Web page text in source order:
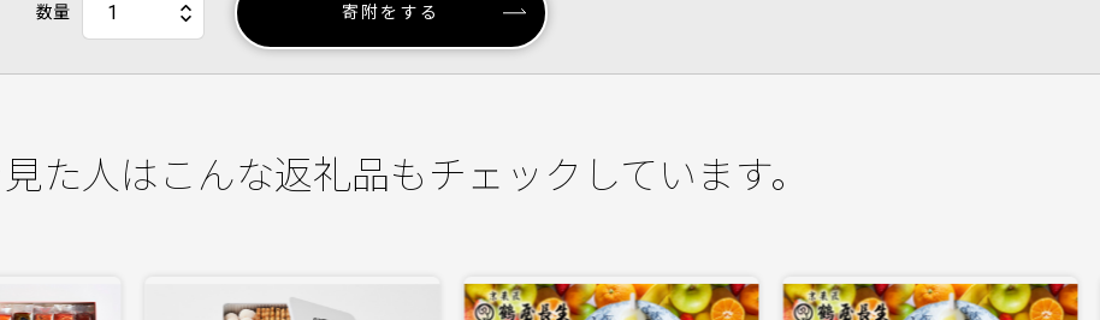
数量 寄附をする
た人はこんな返礼品もチェックしています。